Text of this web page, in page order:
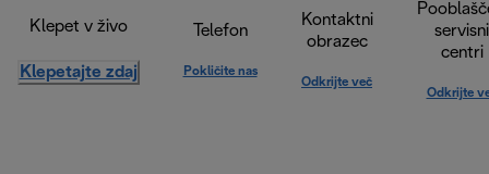
Klepet v živo
Klepetajte zdaj
Telefon
Pokličite nas
Kontaktni
obrazec
Odkrijte več
servisni
centri
Odkrijte